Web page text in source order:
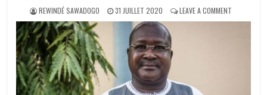
AUTHOR:
REWINDÉ SAWADOGO
PUBLISHED
DATE:
31 JUILLET 2020 LEAVE A COMMENTON
AFFAIRE